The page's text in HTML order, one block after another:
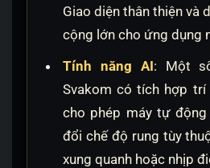
Giao diện thân thiện và
cộng lớn cho ứng dụng
Tính năng AI: Một
Svakom có tích hợp trí
cho phép máy tự
đổi chế độ rung tùy
xung quanh hoặc nhịp